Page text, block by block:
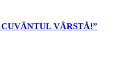
VÂRSTĂ!”